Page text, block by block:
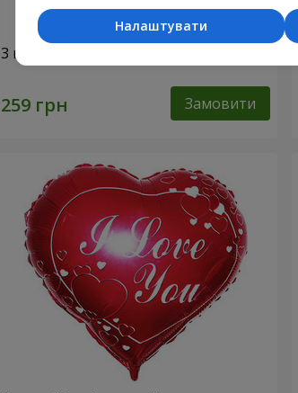
3 гелієві кульки (рожеві серця)
Замовити
Налаштувати